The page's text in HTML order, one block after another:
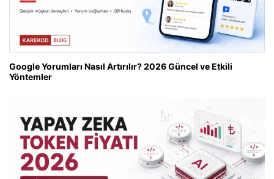
Google Yorumları Nasıl Artırılır? 2026 Güncel ve Etkili
Yöntemler